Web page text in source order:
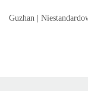
Guzhan |